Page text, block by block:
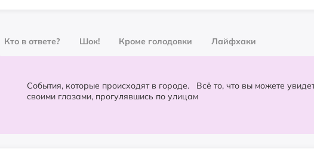
Кто в ответе? Шок! Кроме голодовки Лайфхаки
Народные новости Слухи
События, которые происходят в городе. Всё то, что вы можете увидеть
своими глазами, прогулявшись по улицам